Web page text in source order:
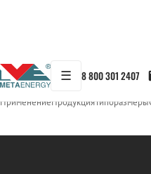
☰ 8 800 301 2407
← Продукция/ТОКОПРОВОД
ПрименениеПродукцияТипоразмеры